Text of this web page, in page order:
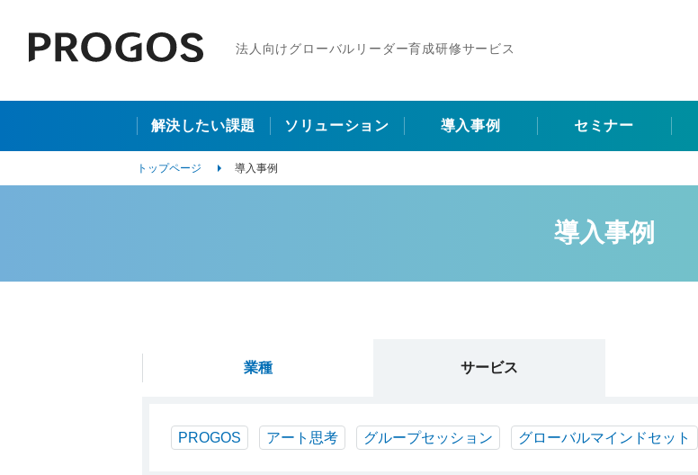
法人向けグローバルリーダー育成研修サービス
解決したい課題 ソリューション 導入事例 セミナー
トップページ 導入事例
導入事例
業種 サービス
PROGOS アート思考 グループセッション グローバルマインドセット